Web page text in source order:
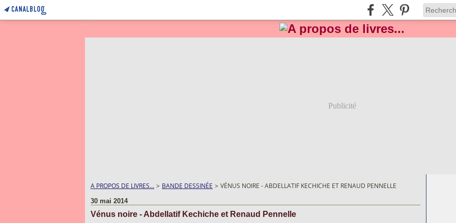
Publicité
A PROPOS DE LIVRES... > BANDE DESSINÉE > VÉNUS NOIRE - ABDELLATIF KECHICHE ET RENAUD PENNELLE
30 mai 2014
Vénus noire - Abdellatif Kechiche et Renaud Pennelle